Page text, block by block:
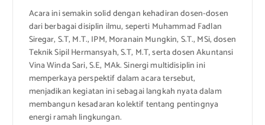
Acara ini semakin solid dengan kehadiran dosen-dosen
dari berbagai disiplin ilmu, seperti Muhammad Fadlan
Siregar, S.T, M.T., IPM, Moranain Mungkin, S.T., MSi, dosen
Teknik Sipil Hermansyah, S.T, M.T, serta dosen Akuntansi
Vina Winda Sari, S.E, MAk. Sinergi multidisiplin ini
memperkaya perspektif dalam acara tersebut,
menjadikan kegiatan ini sebagai langkah nyata dalam
membangun kesadaran kolektif tentang pentingnya
energi ramah lingkungan.